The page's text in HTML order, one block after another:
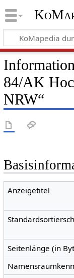
84/AK
NRW“
Anzeigetitel
Seitenlänge (in